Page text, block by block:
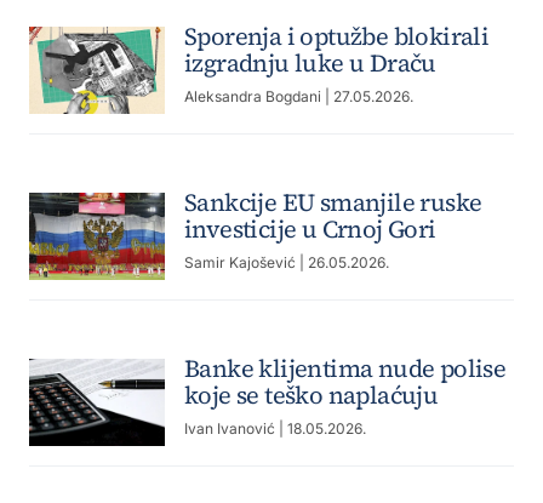
Sporenja i optužbe blokirali
izgradnju luke u Draču
Aleksandra Bogdani | 27.05.2026.
Sankcije EU smanjile ruske
investicije u Crnoj Gori
Samir Kajošević | 26.05.2026.
Banke klijentima nude polise
koje se teško naplaćuju
Ivan Ivanović | 18.05.2026.